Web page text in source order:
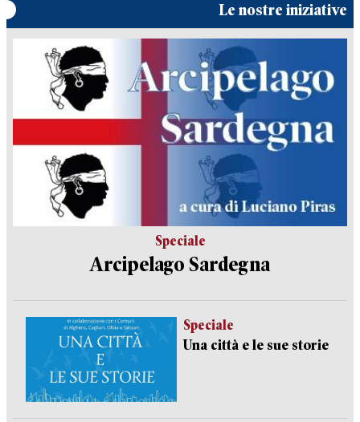
Le nostre iniziative
Speciale
Arcipelago Sardegna
Speciale
Una città e le sue storie